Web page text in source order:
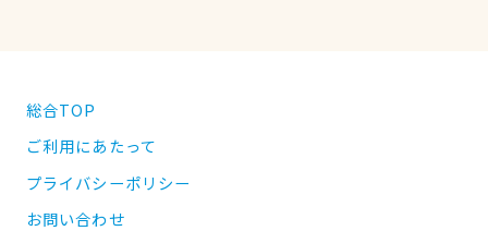
総合TOP
ご利用にあたって
プライバシーポリシー
お問い合わせ